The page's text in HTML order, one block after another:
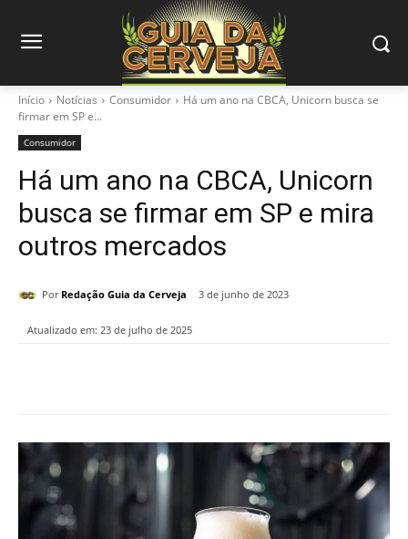
Início Notícias Consumidor
Há um ano na CBCA, Unicorn busca se
firmar em SP e...
Consumidor
Há um ano na CBCA, Unicorn
busca se firmar em SP e mira
outros mercados
Por Redação Guia da Cerveja 3 de junho de 2023
Atualizado em: 23 de julho de 2025